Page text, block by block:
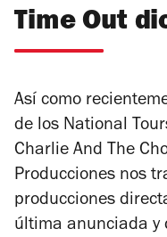
Time Out
Así como
de los National
Charlie And The
Producciones nos
producciones
última anunciada y